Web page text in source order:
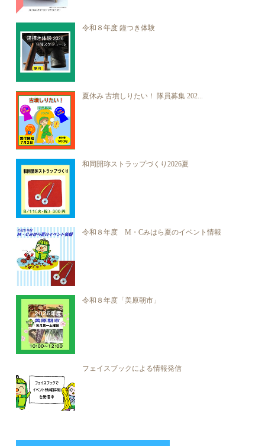
令和８年度 鐘つき体験
夏休み 古墳しりたい！ 隊員募集 202...
和同開珎ストラップづくり2026夏
令和８年度 M・Cみはら夏のイベント情報
令和８年度「美原朝市」
フェイスブックによる情報発信